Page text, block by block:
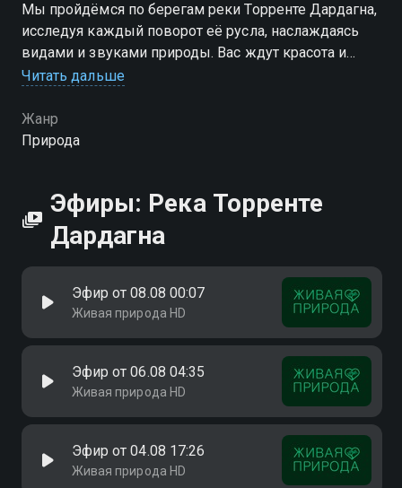
Мы пройдёмся по берегам реки Торренте Дардагна,
исследуя каждый поворот её русла, наслаждаясь
видами и звуками природы. Вас ждут красота и
спокойствие!
Читать дальше
Жанр
Природа
Эфиры: Река Торренте
Дардагна
Эфир от 08.08 00:07
Живая природа HD
Эфир от 06.08 04:35
Живая природа HD
Эфир от 04.08 17:26
Живая природа HD